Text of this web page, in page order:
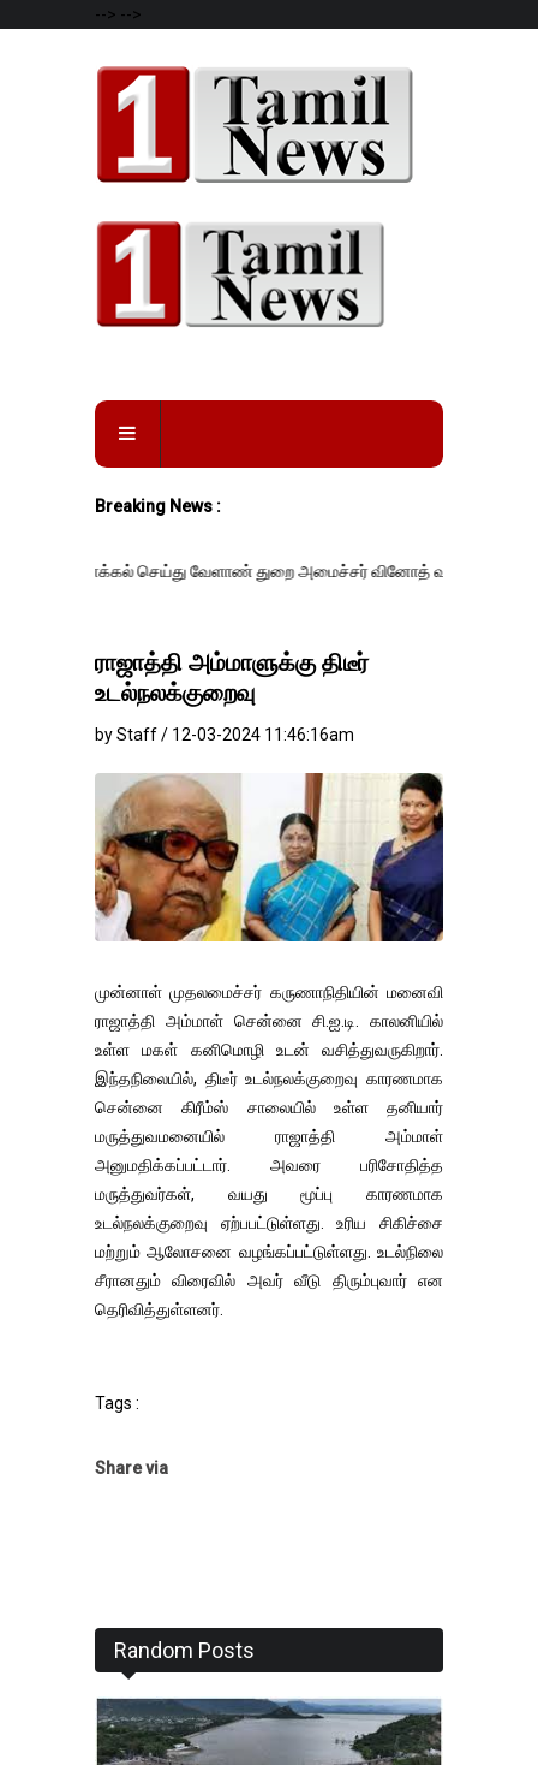
--> -->
Breaking News :
செய்து வேளாண் துறை அமைச்சர் வினோத் வாசித்து வருகிறார். �.
ராஜாத்தி அம்மாளுக்கு திடீர்
உடல்நலக்குறைவு
by Staff / 12-03-2024 11:46:16am
முன்னாள் முதலமைச்சர் கருணாநிதியின் மனைவி
ராஜாத்தி அம்மாள் சென்னை சி.ஐ.டி. காலனியில்
உள்ள மகள் கனிமொழி உடன் வசித்துவருகிறார்.
இந்தநிலையில், திடீர் உடல்நலக்குறைவு காரணமாக
சென்னை கிரீம்ஸ் சாலையில் உள்ள தனியார்
மருத்துவமனையில் ராஜாத்தி அம்மாள்
அனுமதிக்கப்பட்டார். அவரை பரிசோதித்த
மருத்துவர்கள், வயது மூப்பு காரணமாக
உடல்நலக்குறைவு ஏற்பபட்டுள்ளது. உரிய சிகிச்சை
மற்றும் ஆலோசனை வழங்கப்பட்டுள்ளது. உடல்நிலை
சீரானதும் விரைவில் அவர் வீடு திரும்புவார் என
தெரிவித்துள்ளனர்.
Tags :
Share via
Random Posts